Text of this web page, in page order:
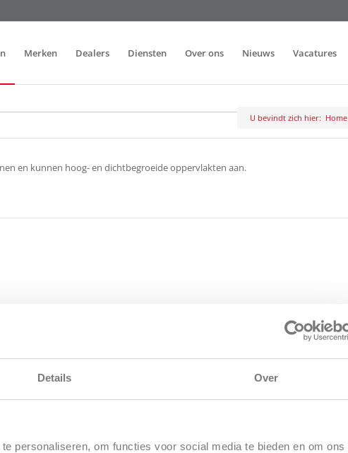
Details Over
personaliseren, om functies voor social media te bieden en om ons
Merken Dealers Diensten Over ons Nieuws Vacatures
U bevindt zich hier: Home
en kunnen hoog- en dichtbegroeide oppervlakten aan.